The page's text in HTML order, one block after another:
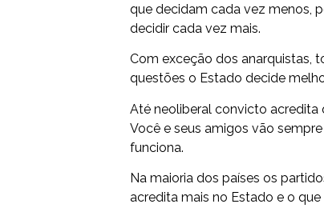
que decidam cada vez menos,
decidir cada vez mais.
Com exceção dos anarquistas,
questões o Estado decide
Até neoliberal convicto acredita
Você e seus amigos vão
funciona.
Na maioria dos países os
acredita mais no Estado e o